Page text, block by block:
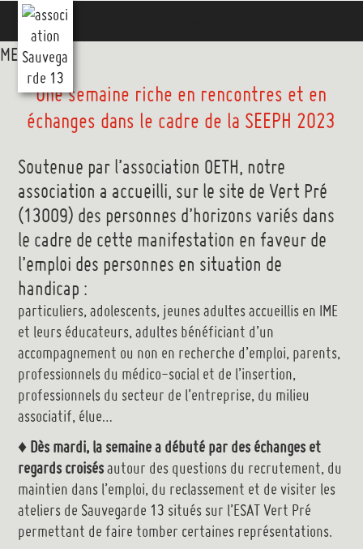
Aller
contenu
principal
MENUMENU
Une semaine riche en rencontres et en
échanges dans le cadre de la SEEPH 2023
Soutenue par l’association OETH, notre
association a accueilli, sur le site de Vert Pré
(13009) des personnes d’horizons variés dans
le cadre de cette manifestation en faveur de
l’emploi des personnes en situation de
handicap :
particuliers, adolescents, jeunes adultes accueillis en IME
et leurs éducateurs, adultes bénéficiant d’un
accompagnement ou non en recherche d’emploi, parents,
professionnels du médico-social et de l’insertion,
professionnels du secteur de l’entreprise, du milieu
associatif, élue…
♦ Dès mardi, la semaine a débuté par des échanges et
regards croisésautour des questions du recrutement, du
maintien dans l’emploi, du reclassement et de visiter les
ateliers de Sauvegarde 13 situés sur l’ESAT Vert Pré
permettant de faire tomber certaines représentations.